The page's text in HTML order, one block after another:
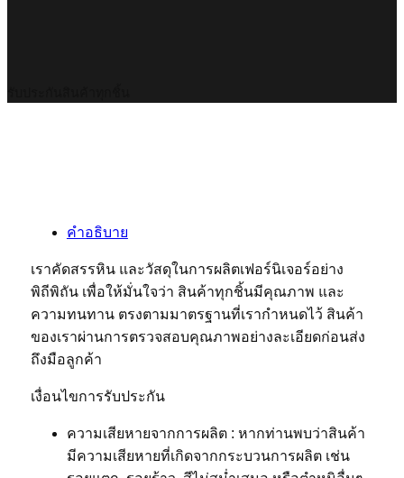
คำอธิบาย
เราคัดสรรหิน และวัสดุในการผลิตเฟอร์นิเจอร์อย่าง
พิถีพิถัน เพื่อให้มั่นใจว่า สินค้าทุกชิ้นมีคุณภาพ และ
ความทนทาน ตรงตามมาตรฐานที่เรากำหนดไว้ สินค้า
ของเราผ่านการตรวจสอบคุณภาพอย่างละเอียดก่อนส่ง
ถึงมือลูกค้า
เงื่อนไขการรับประกัน
ความเสียหายจากการผลิต : หากท่านพบว่าสินค้า
มีความเสียหายที่เกิดจากกระบวนการผลิต เช่น